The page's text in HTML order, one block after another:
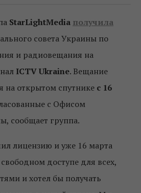
StarLightMedia получила
совета Украины по
и радиовещания на
ICTV Ukraine. Вещание
на открытом спутнике с 16
с Офисом
сообщает группа.
лицензию и уже 16 марта
доступе для всех,
и хотел бы получать